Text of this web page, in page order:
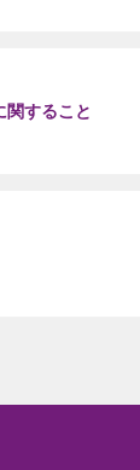
関すること